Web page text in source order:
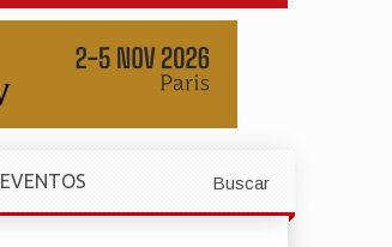
EVENTOS
»
Buscar